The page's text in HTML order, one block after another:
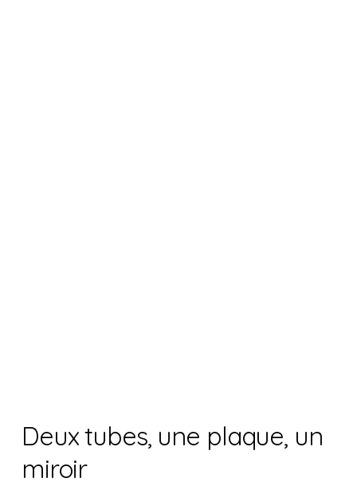
Deux tubes, une plaque, un
miroir